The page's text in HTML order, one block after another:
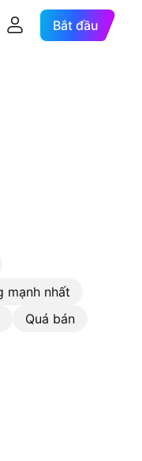
Bắt đầu
mạnh nhất
Quá bán